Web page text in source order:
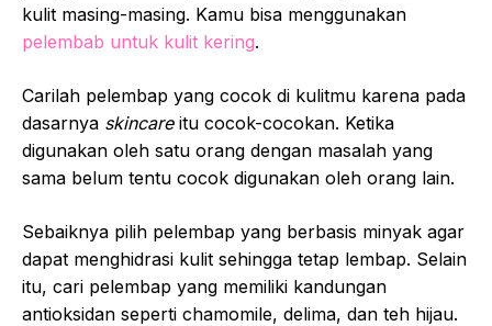
kulit masing-masing. Kamu bisa menggunakan
pelembab untuk kulit kering.
Carilah pelembap yang cocok di kulitmu karena pada
dasarnya skincare itu cocok-cocokan. Ketika
digunakan oleh satu orang dengan masalah yang
sama belum tentu cocok digunakan oleh orang lain.
Sebaiknya pilih pelembap yang berbasis minyak agar
dapat menghidrasi kulit sehingga tetap lembap. Selain
itu, cari pelembap yang memiliki kandungan
antioksidan seperti chamomile, delima, dan teh hijau.